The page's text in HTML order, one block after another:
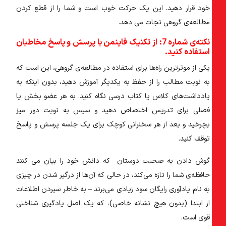
خود قرار دهید. این یک حرکت خوب است و شما را از قطع کردن
مطالعه‌ی گروهی نجات می دهد.
نکته‌ی شماره 7: از تکنیک فاینمن با پرسش و پاسخ مخاطبان
استفاده کنید.
یکی از موثرترین راه‌ها برای استفاده در مطالعه‌ی گروهی، این است که
به نوبت مطالب را از حفظ به یکدیگر آموزش دهید، بدون اینکه به
یادداشت‌های کلاس یا کتاب درسی نگاه کنید. به هر عضو بخش یا
فصلی برای تدریس اختصاص دهید و سپس به نوبت دور میز
بچرخید و بعد از هر سخنرانی کوچک برای یک جلسه پرسش و پاسخ
توقف کنید.
گوش دادن به صحبت دوستان که دانش خود را بیان می کنند
حافظه‌ی شما را تازه می‌کند، در حالی که آن‌ها از درگیر شدن در چیزی
به نام یادآوری رایگان سود زیادی می‌برند – به خاطر سپردن اطلاعات
از ابتدا (بدون هیچ نشانه خاصی)، که یک اصل یادگیری شناختی
قوی است.